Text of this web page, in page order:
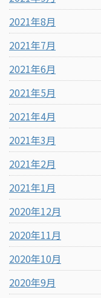
2021年8月
2021年7月
2021年6月
2021年5月
2021年4月
2021年3月
2021年2月
2021年1月
2020年12月
2020年11月
2020年10月
2020年9月